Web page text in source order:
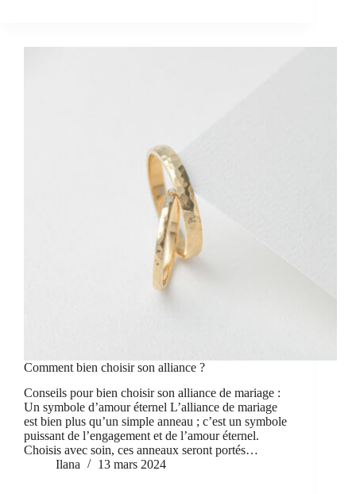
Comment bien choisir son alliance ?
Conseils pour bien choisir son alliance de mariage :
Un symbole d’amour éternel L’alliance de mariage
est bien plus qu’un simple anneau ; c’est un symbole
puissant de l’engagement et de l’amour éternel.
Choisis avec soin, ces anneaux seront portés…
Ilana
13 mars 2024